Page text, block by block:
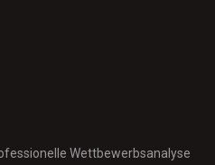
Wettbewerbsanalyse